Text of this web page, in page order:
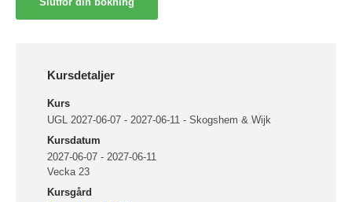
Kursdetaljer
Kurs
UGL 2027-06-07 - 2027-06-11 - Skogshem & Wijk
Kursdatum
2027-06-07 - 2027-06-11
Vecka 23
Kursgård